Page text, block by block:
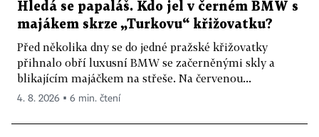
Hledá se papaláš. Kdo jel v černém BMW s
majákem skrze „Turkovu“ křižovatku?
Před několika dny se do jedné pražské křižovatky
přihnalo obří luxusní BMW se začerněnými skly a
blikajícím majáčkem na střeše. Na červenou...
4. 8. 2026 ▪ 6 min. čtení